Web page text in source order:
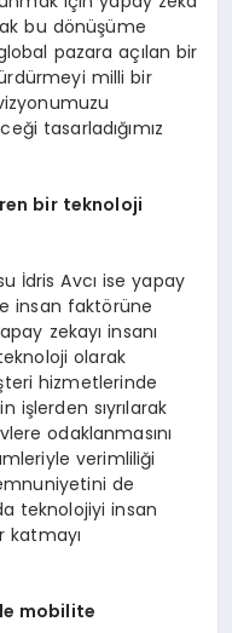
bu dönüşüme
pazara açılan bir
milli bir
tasarladığımız
bir teknoloji
İdris Avcı ise yapay
insan faktörüne
zekayı insanı
olarak
hizmetlerinde
işlerden sıyrılarak
odaklanmasını
verimliliği
de
teknolojiyi insan
katmayı
mobilite